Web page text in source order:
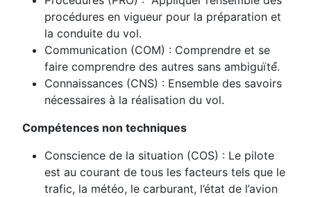
procédures en vigueur pour la préparation et
la conduite du vol.
Communication (COM) : Comprendre et se
faire comprendre des autres sans ambiguïté́.
Connaissances (CNS) : Ensemble des savoirs
nécessaires à la réalisation du vol.
Compétences non techniques
Conscience de la situation (COS) : Le pilote
est au courant de tous les facteurs tels que le
trafic, la météo, le carburant, l’état de l’avion